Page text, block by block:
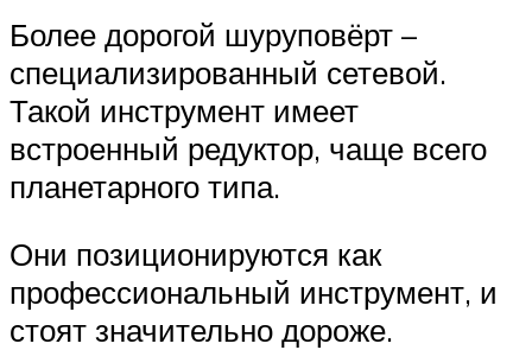
Более дорогой шуруповёрт –
специализированный сетевой.
Такой инструмент имеет
встроенный редуктор, чаще всего
планетарного типа.
Они позиционируются как
профессиональный инструмент, и
стоят значительно дороже.